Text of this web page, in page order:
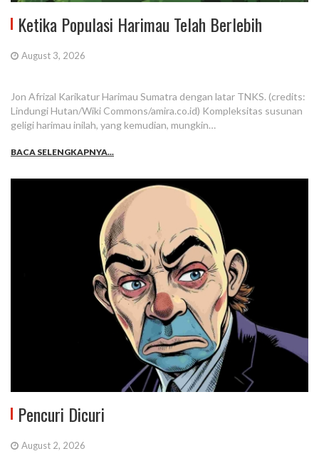
Ketika Populasi Harimau Telah Berlebih
August 3, 2026
Jon Afrizal Karikatur Harimau Sumatra dengan latar TNKS. (credits:
Lindungi Hutan/Wiki Commons/amira.co.id) Kompleksitas susunan
geligi harimau inilah, yang kemudian, mungkin…
BACA SELENGKAPNYA...
Pencuri Dicuri
August 2, 2026